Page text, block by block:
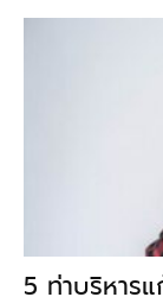
5 ท่าบริหาร